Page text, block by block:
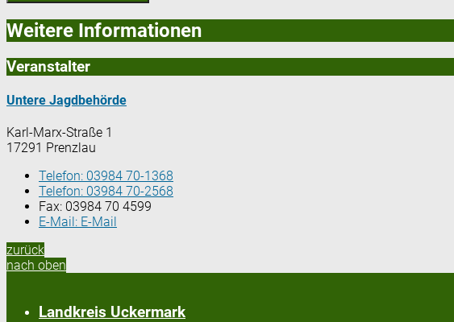
Weitere Informationen
Veranstalter
Untere Jagdbehörde
Karl-Marx-Straße 1
17291 Prenzlau
Telefon: 03984 70-1368
Telefon: 03984 70-2568
Fax: 03984 70 4599
E-Mail: E-Mail
zurück
nach oben
Landkreis Uckermark